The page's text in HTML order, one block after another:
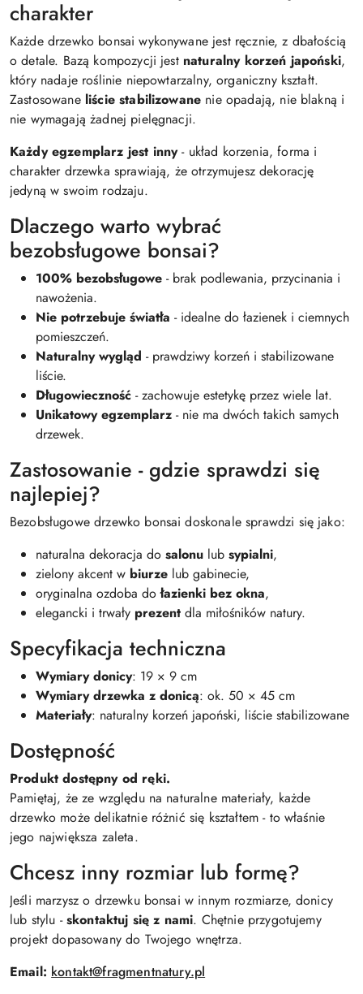
charakter
Każde drzewko bonsai wykonywane jest ręcznie, z dbałością
o detale. Bazą kompozycji jest naturalny korzeń japoński,
który nadaje roślinie niepowtarzalny, organiczny kształt.
Zastosowane liście stabilizowane nie opadają, nie blakną i
nie wymagają żadnej pielęgnacji.
Każdy egzemplarz jest inny- układ korzenia, forma i
charakter drzewka sprawiają, że otrzymujesz dekorację
jedyną w swoim rodzaju.
Dlaczego warto wybrać
bezobsługowe bonsai?
100% bezobsługowe - brak podlewania, przycinania i
nawożenia.
Nie potrzebuje światła - idealne do łazienek i ciemnych
pomieszczeń.
Naturalny wygląd - prawdziwy korzeń i stabilizowane
liście.
Długowieczność - zachowuje estetykę przez wiele lat.
Unikatowy egzemplarz - nie ma dwóch takich samych
drzewek.
Zastosowanie - gdzie sprawdzi się
najlepiej?
Bezobsługowe drzewko bonsai doskonale sprawdzi się jako:
naturalna dekoracja do salonu lub sypialni,
zielony akcent w biurze lub gabinecie,
oryginalna ozdoba dołazienki bez okna,
elegancki i trwały prezent dla miłośników natury.
Specyfikacja techniczna
Wymiary donicy: 19 × 9 cm
Wymiary drzewka z donicą: ok. 50 × 45 cm
Materiały: naturalny korzeń japoński, liście stabilizowane
Dostępność
Produkt dostępny od ręki.
Pamiętaj, że ze względu na naturalne materiały, każde
drzewko może delikatnie różnić się kształtem - to właśnie
jego największa zaleta.
Chcesz inny rozmiar lub formę?
Jeśli marzysz o drzewku bonsai w innym rozmiarze, donicy
lub stylu -skontaktuj się z nami. Chętnie przygotujemy
projekt dopasowany do Twojego wnętrza.
Email: kontakt@fragmentnatury.pl